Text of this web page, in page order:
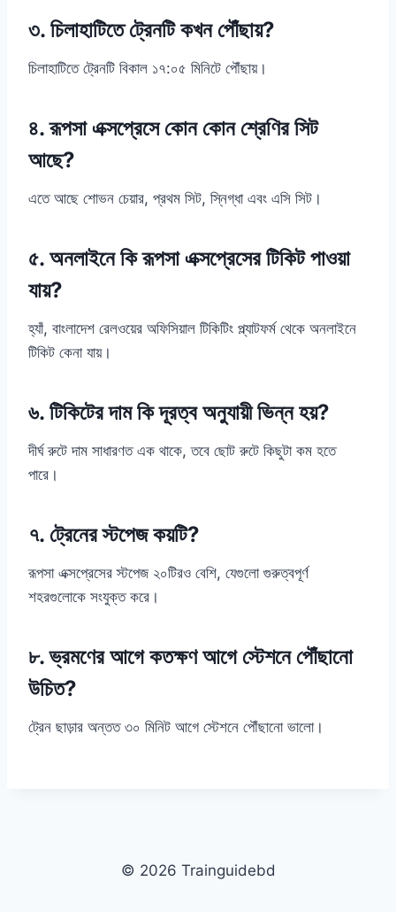
৩. চিলাহাটিতে ট্রেনটি কখন পৌঁছায়?
চিলাহাটিতে ট্রেনটি বিকাল ১৭:০৫ মিনিটে পৌঁছায়।
৪. রূপসা এক্সপ্রেসে কোন কোন শ্রেণির সিট
আছে?
এতে আছে শোভন চেয়ার, প্রথম সিট, স্নিগ্ধা এবং এসি সিট।
৫. অনলাইনে কি রূপসা এক্সপ্রেসের টিকিট পাওয়া
যায়?
হ্যাঁ, বাংলাদেশ রেলওয়ের অফিসিয়াল টিকিটিং প্ল্যাটফর্ম থেকে অনলাইনে
টিকিট কেনা যায়।
৬. টিকিটের দাম কি দূরত্ব অনুযায়ী ভিন্ন হয়?
দীর্ঘ রুটে দাম সাধারণত এক থাকে, তবে ছোট রুটে কিছুটা কম হতে
পারে।
৭. ট্রেনের স্টপেজ কয়টি?
রূপসা এক্সপ্রেসের স্টপেজ ২০টিরও বেশি, যেগুলো গুরুত্বপূর্ণ
শহরগুলোকে সংযুক্ত করে।
৮. ভ্রমণের আগে কতক্ষণ আগে স্টেশনে পৌঁছানো
উচিত?
ট্রেন ছাড়ার অন্তত ৩০ মিনিট আগে স্টেশনে পৌঁছানো ভালো।
© 2026 Trainguidebd